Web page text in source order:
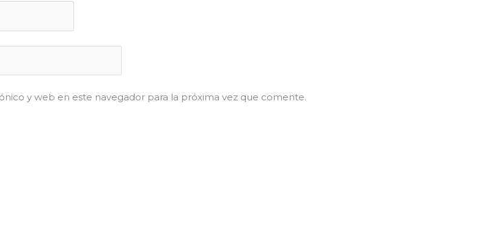
y web en este navegador para la próxima vez que comente.